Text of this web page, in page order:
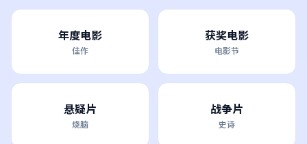
年度电影
佳作
获奖电影
电影节
悬疑片
烧脑
战争片
史诗